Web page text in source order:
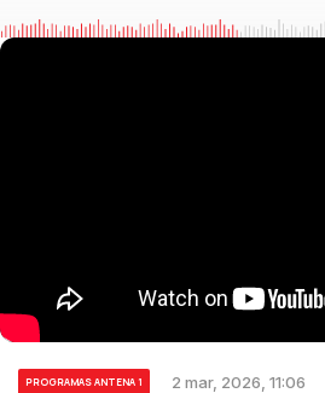
PROGRAMAS ANTENA 1 2 mar, 2026, 11:06